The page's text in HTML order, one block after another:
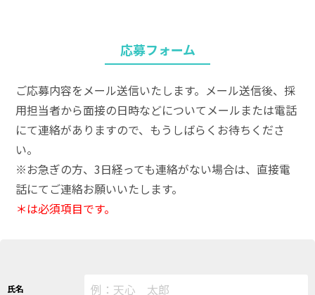
応募フォーム
ご応募内容をメール送信いたします。メール送信後、採
用担当者から面接の日時などについてメールまたは電話
にて連絡がありますので、もうしばらくお待ちくださ
い。
※お急ぎの方、3日経っても連絡がない場合は、直接電
話にてご連絡お願いいたします。
＊は必須項目です。
氏名